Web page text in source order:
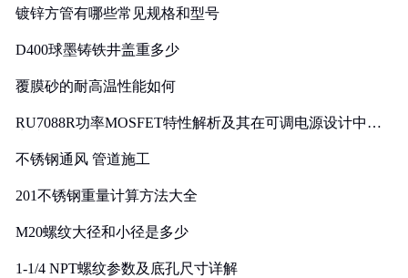
镀锌方管有哪些常见规格和型号
D400球墨铸铁井盖重多少
覆膜砂的耐高温性能如何
RU7088R功率MOSFET特性解析及其在可调电源设计中的
不锈钢通风 管道施工
201不锈钢重量计算方法大全
M20螺纹大径和小径是多少
1-1/4 NPT螺纹参数及底孔尺寸详解